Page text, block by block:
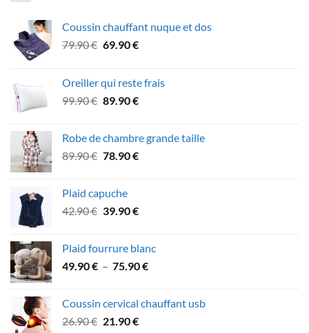
Coussin chauffant nuque et dos
79.90€ Le
était :
79.90 €.
69.90€Le
est :
69.90 €.
Oreiller qui reste frais
99.90€ Le
était :
99.90 €.
89.90€Le
est :
89.90 €.
Robe de chambre grande taille
89.90€ Le
était :
89.90 €.
78.90€Le
78.90 €.
Plaid capuche
42.90€ Le
était :
42.90 €.
39.90€Le
est :
39.90 €.
Plaid fourrure blanc
49.90€ – 75.90€Plage
49.90 €
Coussin cervical chauffant usb
26.90€ Le
21.90€Le